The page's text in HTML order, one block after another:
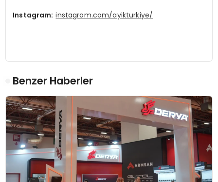
Instagram: instagram.com/ayikturkiye/
Benzer Haberler